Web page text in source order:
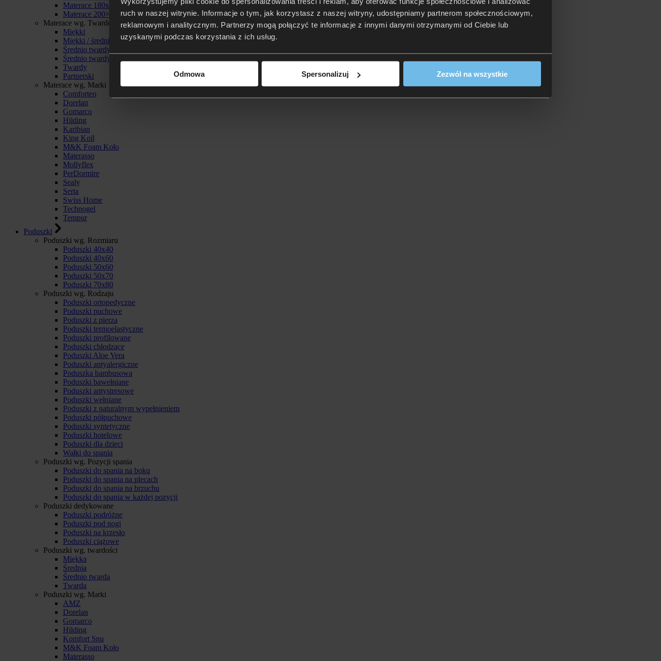
ruch w naszej witrynie. Informacje o tym, jak korzystasz z naszej witryny, udostępniamy partnerom społecznościowym,
reklamowym i analitycznym. Partnerzy mogą połączyć te informacje z innymi danymi otrzymanymi od Ciebie lub
uzyskanymi podczas korzystania z ich usług.
Odmowa Spersonalizuj Zezwól na wszystkie
Materace 180x200
Materace 200×200
Materace wg. Twardości
Miękki
Miękki / średnio twardy
Średnio twardy
Średnio twardy / twardy
Twardy
Partnerski
Materace wg. Marki
Comforteo
Dorelan
Gomarco
Hilding
Karibian
King Koil
M&K Foam Koło
Materasso
Mollyflex
PerDormire
Sealy
Serta
Swiss Home
Technogel
Tempur
Poduszki
Poduszki wg. Rozmiaru
Poduszki 40x40
Poduszki 40x60
Poduszki 50x60
Poduszki 50x70
Poduszki 70x80
Poduszki wg. Rodzaju
Poduszki ortopedyczne
Poduszki puchowe
Poduszki z pierza
Poduszki termoelastyczne
Poduszki profilowane
Poduszki chłodzące
Poduszki Aloe Vera
Poduszki antyalergiczne
Poduszka bambusowa
Poduszki bawełniane
Poduszki antystresowe
Poduszki wełniane
Poduszki z naturalnym wypełnieniem
Poduszki półpuchowe
Poduszki syntetyczne
Poduszki hotelowe
Poduszki dla dzieci
Wałki do spania
Poduszki wg. Pozycji spania
Poduszki do spania na boku
Poduszki do spania na plecach
Poduszki do spania na brzuchu
Poduszki do spania w każdej pozycji
Poduszki dedykowane
Poduszki podróżne
Poduszki pod nogi
Poduszki na krzesło
Poduszki ciążowe
Poduszki wg. twardości
Miękka
Średnia
Średnio twarda
Twarda
Poduszki wg. Marki
AMZ
Dorelan
Gomarco
Hilding
Komfort Snu
M&K Foam Koło
Materasso